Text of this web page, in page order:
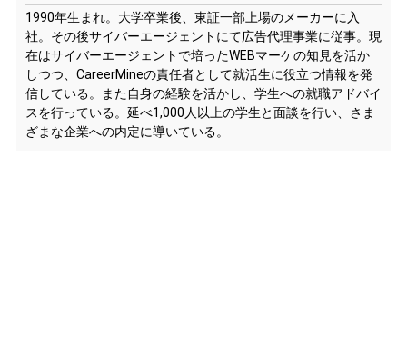
1990年生まれ。大学卒業後、東証一部上場のメーカーに入
社。その後サイバーエージェントにて広告代理事業に従事。現
在はサイバーエージェントで培ったWEBマーケの知見を活か
しつつ、CareerMineの責任者として就活生に役立つ情報を発
信している。また自身の経験を活かし、学生への就職アドバイ
スを行っている。延べ1,000人以上の学生と面談を行い、さま
ざまな企業への内定に導いている。